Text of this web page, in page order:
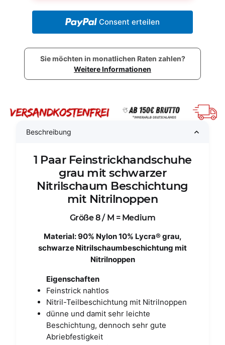
Consent erteilen
Sie möchten in monatlichen Raten zahlen?
Weitere Informationen
Beschreibung
1 Paar Feinstrickhandschuhe
grau mit schwarzer
Nitrilschaum Beschichtung
mit Nitrilnoppen
Größe 8 / M = Medium
Material: 90% Nylon 10% Lycra® grau,
schwarze Nitrilschaumbeschichtung mit
Nitrilnoppen
Eigenschaften
Feinstrick nahtlos
Nitril-Teilbeschichtung mit Nitrilnoppen
dünne und damit sehr leichte
Beschichtung, dennoch sehr gute
Abriebfestigkeit